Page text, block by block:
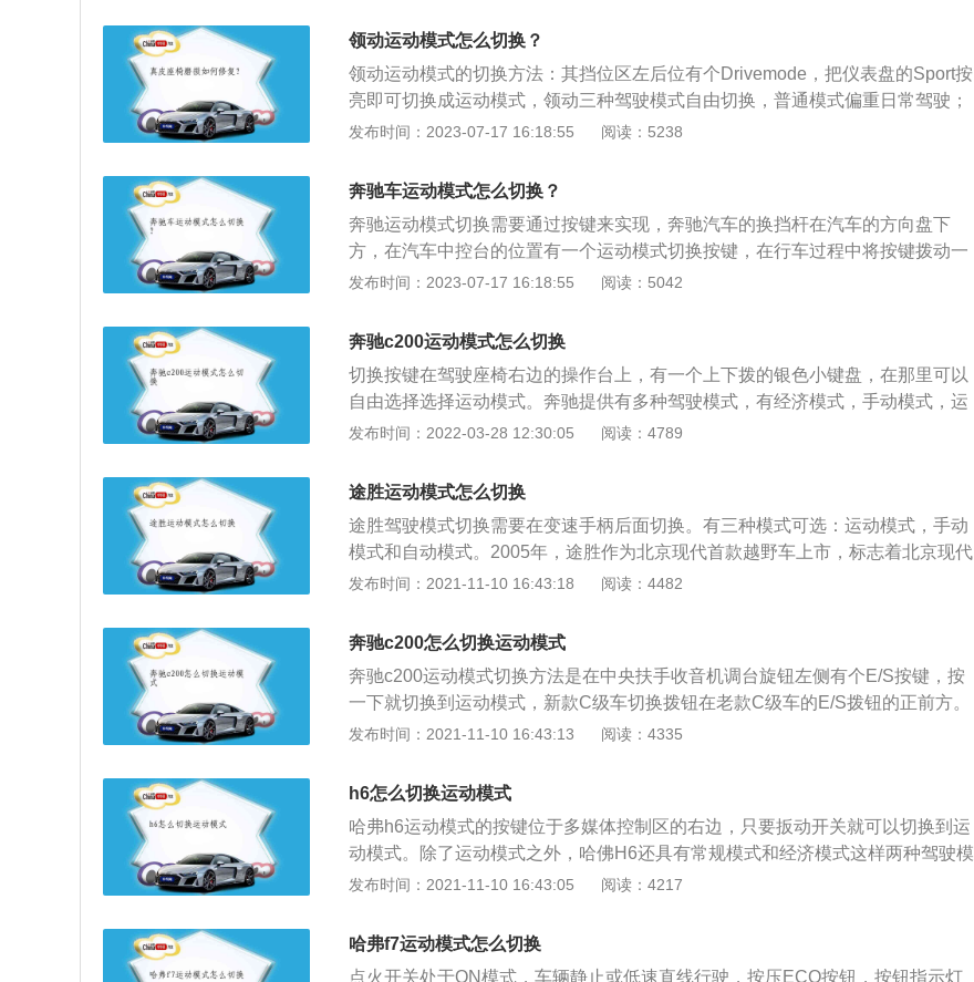
应的图标提示。（注：在运动模式下，发动机转速会提高约250转/分钟，车辆响
应速度会更快，系统会降低转向助力，加快转向响应，从而进—步增强车辆的运
动特性。）
领动运动模式怎么切换？
领动运动模式的切换方法：其挡位区左后位有个Drivemode，把仪表盘的Sport按
亮即可切换成运动模式，领动三种驾驶模式自由切换，普通模式偏重日常驾驶；
经济模式可介入车辆控制；运动模式偏重动力输出，可以根据不同需求提供多样
0mm。该车的驱动方式为前置前驱，其搭载的发动机最大功率为95.6kw，最大扭
发布时间：2023-07-17 16:18:55 阅读：5238
奔驰车运动模式怎么切换？
奔驰运动模式切换需要通过按键来实现，奔驰汽车的换挡杆在汽车的方向盘下
方，在汽车中控台的位置有一个运动模式切换按键，在行车过程中将按键拨动一
下，汽车就会自动进入运动模式。切换到运动模式，变速器会推迟换挡，在发动
模式后，在不踩油门的状况下，发动机的转速也就会维持在三千转每分钟上下，
而且变速器也就会维持在较低的挡位上。
发布时间：2023-07-17 16:18:55 阅读：5042
奔驰c200运动模式怎么切换
切换按键在驾驶座椅右边的操作台上，有一个上下拨的银色小键盘，在那里可以
自由选择选择运动模式。奔驰提供有多种驾驶模式，有经济模式，手动模式，运
动模式，超级运动模式以及个性化模式。日常行车使用经济模式可以降低油耗动
发动机的动力输出及空调设定被自动调整到最佳节能的状态。运动模式是在对动
力要求较高的情况下选用，手动模式是需要手动调换档位的模式。车主可以根据
出行的目的选择最适合自己的驾驶模式，通过切换驾驶模式的按钮进行切换。
发布时间：2022-03-28 12:30:05 阅读：4789
途胜运动模式怎么切换
途胜驾驶模式切换需要在变速手柄后面切换。有三种模式可选：运动模式，手动
模式和自动模式。2005年，途胜作为北京现代首款越野车上市，标志着北京现代
越野车产品的开始。投入市场十年累计销量42万多台。在2015年9月5日，途胜的
内部装饰采用家族式设计，中控台的横向通道简洁精致，配置丰富。主要包括座
椅通风，盲点监控，主动安全系统，位置跟踪服务，并行辅助，LED大灯，4
驱，无钥匙进入等。后座垫是非常人性化的设计，包括靠背的倾斜度，垫长和厚
度。调整靠背角度，为后排乘客提供更佳的乘坐体验。
发布时间：2021-11-10 16:43:18 阅读：4482
奔驰c200怎么切换运动模式
奔驰c200运动模式切换方法是在中央扶手收音机调台旋钮左侧有个E/S按键，按
一下就切换到运动模式，新款C级车切换拨钮在老款C级车的E/S拨钮的正前方。
奔驰c200带驱动式增压器，显著地提高了车辆的功率和扭矩。0到100公里加速仅
带及头枕，驾驶员和前排乘客安全气囊，带两阶段触发功能。配有扶手和储物箱
的中央控制台，后排连承杯架前排和后排外侧座椅安全带收紧器和带力限制器，
制动辅助系统（BAS）中央门锁（遥远控制可设选择性及整体性开关）；SPEE
DTRONIC定速巡航控制系统，触动式电动前后车窗；电控车辆稳定行驶系统；
电动调节高度和靠背角度的前排座椅，三个后排座椅连头枕和可手动调节高度；
玻璃；连灰尘过滤器及电动空气内循环的加热系统防起动装置。
发布时间：2021-11-10 16:43:13 阅读：4335
h6怎么切换运动模式
哈弗h6运动模式的按键位于多媒体控制区的右边，只要扳动开关就可以切换到运
动模式。除了运动模式之外，哈佛H6还具有常规模式和经济模式这样两种驾驶模
式。不同的驾驶模式，主要是通过油门的响应速度配合变速箱的换挡时机来实现
平稳舒适，驾驶起来也是非常舒服的；运动模式，在该模式下，车辆的动力会比
较的强，有较强的推背感，这对于追求速度的车主而言，是非常适合的。但是相
发布时间：2021-11-10 16:43:05 阅读：4217
哈弗f7运动模式怎么切换
点火开关处于ON模式，车辆静止或低速直线行驶，按压ECO按钮，按钮指示灯